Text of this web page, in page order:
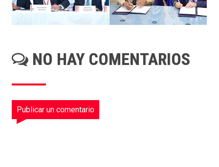
NO HAY COMENTARIOS
Publicar un comentario